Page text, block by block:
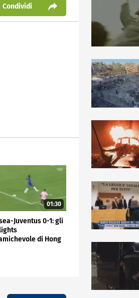
Condividi
01:30
Juventus 0-1: gli
di Hong